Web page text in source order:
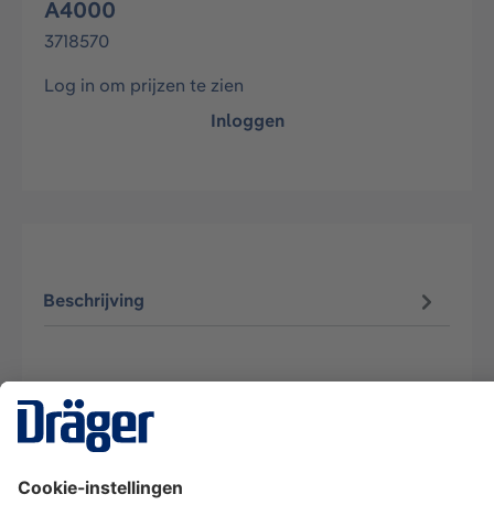
A4000
3718570
Log in om prijzen te zien
Inloggen
Beschrijving